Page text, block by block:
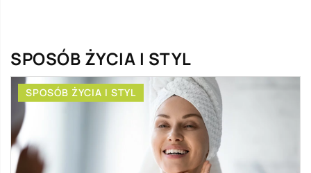
SPOSÓB ŻYCIA I STYL
SPOSÓB ŻYCIA I STYL